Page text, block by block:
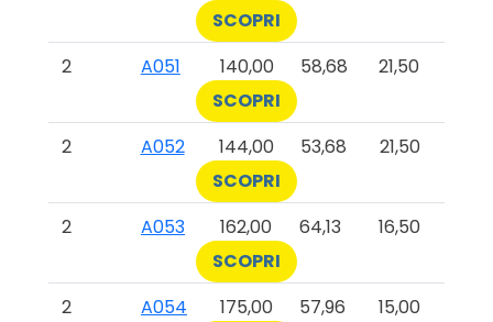
SCOPRI
2
A051 140,00 58,68
21,50
SCOPRI
2
A052 144,00 53,68
21,50
SCOPRI
2
A053 162,00 64,13
16,50
SCOPRI
2
A054 175,00 57,96
15,00